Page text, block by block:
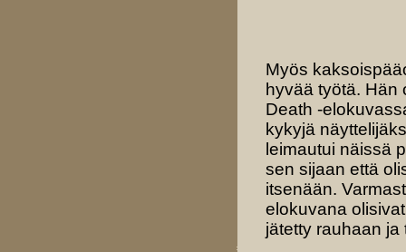
Myös
hyvää työtä. Hän
Death -
kykyjä
leimautui näissä
sen sijaan että
itsenään.
elokuvana
jätetty rauhaan